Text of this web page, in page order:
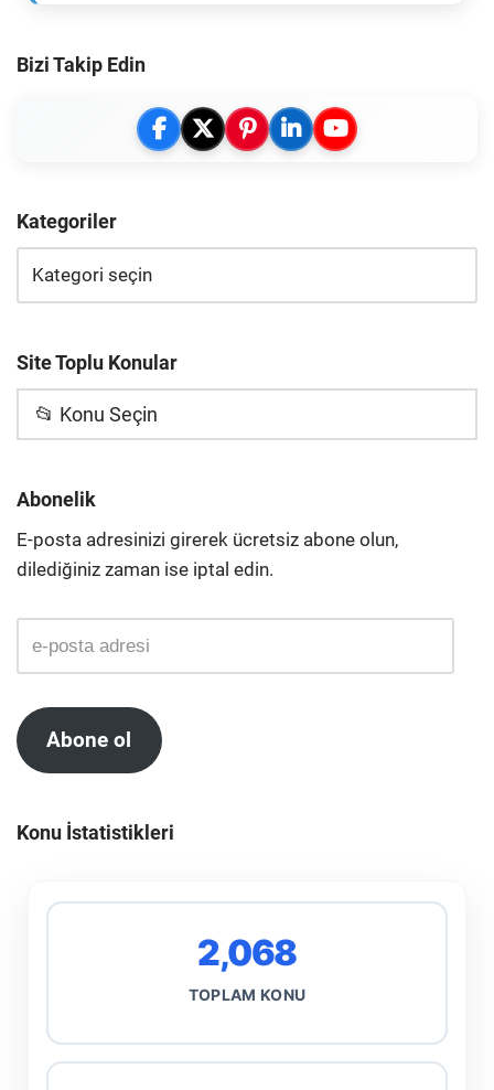
Bizi Takip Edin
Kategoriler
Site Toplu Konular
📂 Konu Seçin
Abonelik
E-posta adresinizi girerek ücretsiz abone olun,
dilediğiniz zaman ise iptal edin.
Abone ol
Konu İstatistikleri
2,068
TOPLAM KONU